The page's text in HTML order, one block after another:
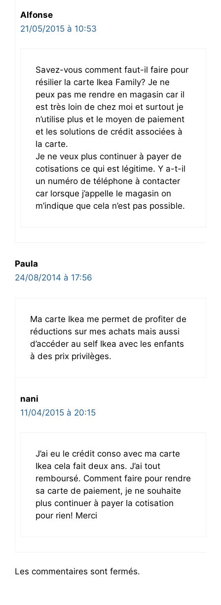
Alfonse
21/05/2015 à 10:53
Savez-vous comment faut-il faire pour
résilier la carte Ikea Family? Je ne
peux pas me rendre en magasin car il
est très loin de chez moi et surtout je
n’utilise plus et le moyen de paiement
et les solutions de crédit associées à
la carte.
Je ne veux plus continuer à payer de
cotisations ce qui est légitime. Y a-t-il
un numéro de téléphone à contacter
car lorsque j’appelle le magasin on
m’indique que cela n’est pas possible.
Paula
24/08/2014 à 17:56
Ma carte Ikea me permet de profiter de
réductions sur mes achats mais aussi
d’accéder au self Ikea avec les enfants
à des prix privilèges.
nani
11/04/2015 à 20:15
J’ai eu le crédit conso avec ma carte
Ikea cela fait deux ans. J’ai tout
remboursé. Comment faire pour rendre
sa carte de paiement, je ne souhaite
plus continuer à payer la cotisation
pour rien! Merci
Les commentaires sont fermés.